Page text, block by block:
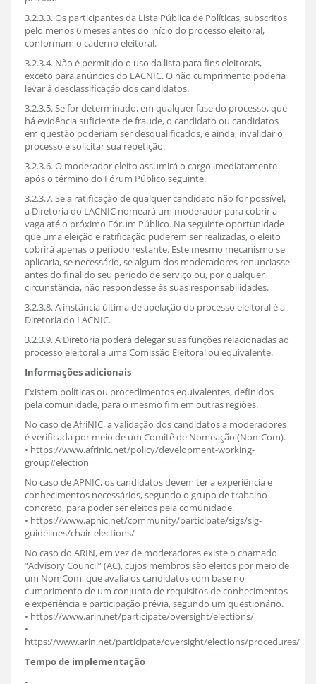
3.2.3.3. Os participantes da Lista Pública de Políticas, subscritos
pelo menos 6 meses antes do início do processo eleitoral,
conformam o caderno eleitoral.
3.2.3.4. Não é permitido o uso da lista para fins eleitorais,
exceto para anúncios do LACNIC. O não cumprimento poderia
levar à desclassificação dos candidatos.
3.2.3.5. Se for determinado, em qualquer fase do processo, que
há evidência suficiente de fraude, o candidato ou candidatos
em questão poderiam ser desqualificados, e ainda, invalidar o
processo e solicitar sua repetição.
3.2.3.6. O moderador eleito assumirá o cargo imediatamente
após o término do Fórum Público seguinte.
3.2.3.7. Se a ratificação de qualquer candidato não for possível,
a Diretoria do LACNIC nomeará um moderador para cobrir a
vaga até o próximo Fórum Público. Na seguinte oportunidade
que uma eleição e ratificação puderem ser realizadas, o eleito
cobrirá apenas o período restante. Este mesmo mecanismo se
aplicaria, se necessário, se algum dos moderadores renunciasse
antes do final do seu período de serviço ou, por qualquer
circunstância, não respondesse às suas responsabilidades.
3.2.3.8. A instância última de apelação do processo eleitoral é a
Diretoria do LACNIC.
3.2.3.9. A Diretoria poderá delegar suas funções relacionadas ao
processo eleitoral a uma Comissão Eleitoral ou equivalente.
Informações adicionais
Existem políticas ou procedimentos equivalentes, definidos
pela comunidade, para o mesmo fim em outras regiões.
No caso de AfriNIC, a validação dos candidatos a moderadores
é verificada por meio de um Comitê de Nomeação (NomCom).
• https://www.afrinic.net/policy/development-working-
group#election
No caso de APNIC, os candidatos devem ter a experiência e
conhecimentos necessários, segundo o grupo de trabalho
concreto, para poder ser eleitos pela comunidade.
• https://www.apnic.net/community/participate/sigs/sig-
guidelines/chair-elections/
No caso do ARIN, em vez de moderadores existe o chamado
“Advisory Council” (AC), cujos membros são eleitos por meio de
um NomCom, que avalia os candidatos com base no
cumprimento de um conjunto de requisitos de conhecimentos
e experiência e participação prévia, segundo um questionário.
• https://www.arin.net/participate/oversight/elections/
•
https://www.arin.net/participate/oversight/elections/procedures/
Tempo de implementação
-